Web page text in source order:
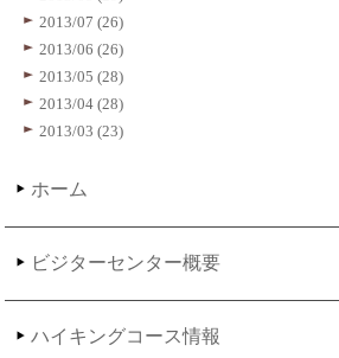
2013/07 (26)
2013/06 (26)
2013/05 (28)
2013/04 (28)
2013/03 (23)
ホーム
ビジターセンター概要
ハイキングコース情報